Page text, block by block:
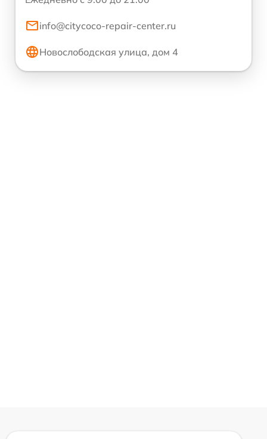
info@citycoco-repair-center.ru
Новослободская улица, дом 4